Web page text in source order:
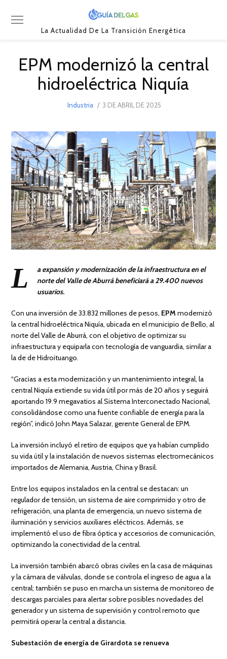
La Actualidad De La Transición Energética
EPM modernizó la central
hidroeléctrica Niquía
Industria
POSTED
3 DE ABRIL DE 2025
L
a expansión y modernización de la infraestructura en el
norte del Valle de Aburrá beneficiará a 29.400 nuevos
usuarios.
Con una inversión de 33.832 millones de pesos, EPMmodernizó
la central hidroeléctrica Niquía, ubicada en el municipio de Bello, al
norte del Valle de Aburrá, con el objetivo de optimizar su
infraestructura y equiparla con tecnología de vanguardia, similar a
la de de Hidroituango.
“Gracias a esta modernización y un mantenimiento integral, la
central Niquía extiende su vida útil por más de 20 años y seguirá
aportando 19.9 megavatios al Sistema Interconectado Nacional,
consolidándose como una fuente confiable de energía para la
región”, indicó John Maya Salazar, gerente General de EPM.
La inversión incluyó el retiro de equipos que ya habían cumplido
su vida útil y la instalación de nuevos sistemas electromecánicos
importados de Alemania, Austria, China y Brasil.
Entre los equipos instalados en la central se destacan: un
regulador de tensión, un sistema de aire comprimido y otro de
refrigeración, una planta de emergencia, un nuevo sistema de
iluminación y servicios auxiliares eléctricos. Además, se
implementó el uso de fibra óptica y accesorios de comunicación,
optimizando la conectividad de la central.
La inversión también abarcó obras civiles en la casa de máquinas
y la cámara de válvulas, donde se controla el ingreso de agua a la
central; también se puso en marcha un sistema de monitoreo de
descargas parciales para alertar sobre posibles novedades del
generador y un sistema de supervisión y control remoto que
permitirá operar la central a distancia.
Subestación de energía de Girardota se renueva